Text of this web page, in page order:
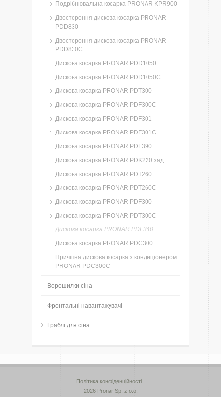
Подрібнювальна косарка PRONAR KPR900
Двостороння дискова косарка PRONAR
PDD830
Двостороння дискова косарка PRONAR
PDD830C
Дискова косарка PRONAR PDD1050
Дискова косарка PRONAR PDD1050C
Дискова косарка PRONAR PDT300
Дискова косарка PRONAR PDF300C
Дискова косарка PRONAR PDF301
Дискова косарка PRONAR PDF301C
Дискова косарка PRONAR PDF390
Дискова косарка PRONAR PDK220 зад
Дискова косарка PRONAR PDT260
Дискова косарка PRONAR PDT260C
Дискова косарка PRONAR PDF300
Дискова косарка PRONAR PDT300C
Дискова косарка PRONAR PDF340
Дискова косарка PRONAR PDC300
Причіпна дискова косарка з кондиціонером
PRONAR PDC300C
Ворошилки сіна
Фронтальні навантажувачі
Граблі для сіна
Політика конфіденційності
2026 Pronar Sp. z o.o.